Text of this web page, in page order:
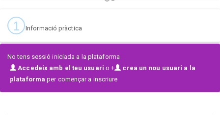
1 Informació pràctica
No tens sessió iniciada a la plataforma
Accedeix amb el teu usuari o +
crea un nou usuari a la
plataforma per començar a inscriure